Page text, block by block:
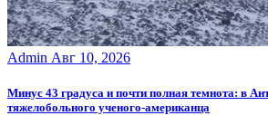
Admin Авг 10, 2026
Минус 43 градуса и почти полная темнота: в
тяжелобольного ученого-американца